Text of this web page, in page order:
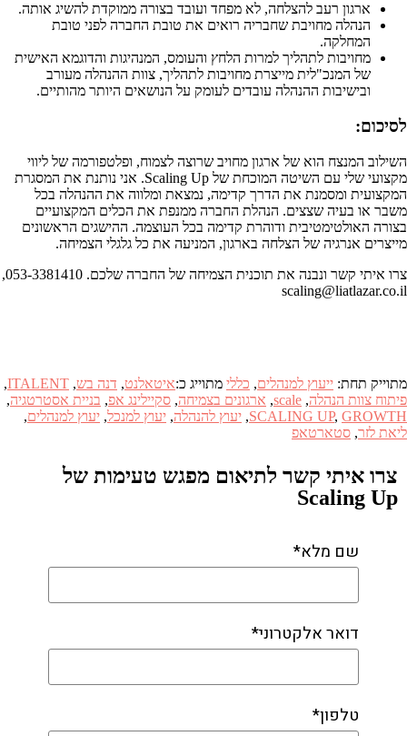
ארגון רעב להצלחה, לא מפחד ועובד בצורה ממוקדת להשיג אותה.
הנהלה מחויבת שחבריה רואים את טובת החברה לפני טובת
המחלקה.
מחויבות לתהליך למרות הלחץ והעומס, המנהיגות והדוגמא האישית
של המנכ"לית מייצרת מחויבות לתהליך, צוות ההנהלה מעורב
ובישיבות ההנהלה עובדים לעומק על הנושאים היותר מהותיים.
לסיכום:
השילוב המנצח הוא של ארגון מחויב שרוצה לצמוח, ופלטפורמה של ליווי
מקצועי שלי עם השיטה המוכחת של Scaling Up. אני נותנת את המסגרת
המקצועית ומסמנת את הדרך קדימה, נמצאת ומלווה את ההנהלה בכל
משבר או בעיה שצצים. הנהלת החברה ממנפת את הכלים המקצועיים
בצורה האולטימטיבית ודוהרת קדימה בכל העוצמה. ההישגים הראשונים
מייצרים אנרגיה של הצלחה בארגון, המניעה את כל גלגלי הצמיחה.
צרו איתי קשר ונבנה את תוכנית הצמיחה של החברה שלכם. 053-3381410,
scaling@liatlazar.co.il
מתוייק תחת: ייעוץ למנהלים, כללי מתוייג כ:איטאלנט, דנה בש,
ITALENT
,
פיתוח צוות הנהלה,
scale
, ארגונים בצמיחה, סקיילינג אפ, בניית אסטרטגיה,
SCALING UP, GROWTH
, יעוץ להנהלה, יעוץ למנכל, יעוץ למנהלים,
ליאת לזר, סטארטאפ
צרו איתי קשר לתיאום מפגש טעימות של
Scaling Up
שם מלא*
דואר אלקטרוני*
טלפון*